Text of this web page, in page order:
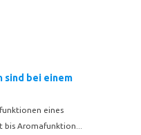
sind bei einem
eines
Aromafunktion...